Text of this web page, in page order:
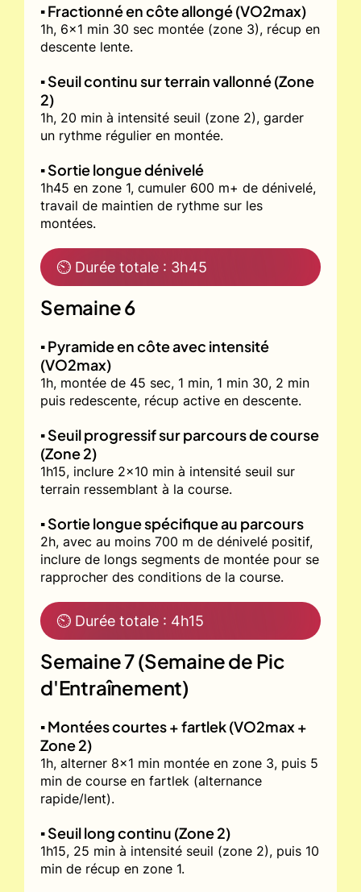
▪️ Fractionné en côte allongé (VO2max)
1h, 6x1 min 30 sec montée (zone 3), récup en
descente lente.
▪️ Seuil continu sur terrain vallonné (Zone
2)
1h, 20 min à intensité seuil (zone 2), garder
un rythme régulier en montée.
▪️ Sortie longue dénivelé
1h45 en zone 1, cumuler 600 m+ de dénivelé,
travail de maintien de rythme sur les
montées.
⏲ Durée totale : 3h45
Semaine 6
▪️ Pyramide en côte avec intensité
(VO2max)
1h, montée de 45 sec, 1 min, 1 min 30, 2 min
puis redescente, récup active en descente.
▪️ Seuil progressif sur parcours de course
(Zone 2)
1h15, inclure 2x10 min à intensité seuil sur
terrain ressemblant à la course.
▪️ Sortie longue spécifique au parcours
2h, avec au moins 700 m de dénivelé positif,
inclure de longs segments de montée pour se
rapprocher des conditions de la course.
⏲ Durée totale : 4h15
Semaine 7 (Semaine de Pic
d'Entraînement)
▪️ Montées courtes + fartlek (VO2max +
Zone 2)
1h, alterner 8x1 min montée en zone 3, puis 5
min de course en fartlek (alternance
rapide/lent).
▪️ Seuil long continu (Zone 2)
1h15, 25 min à intensité seuil (zone 2), puis 10
min de récup en zone 1.